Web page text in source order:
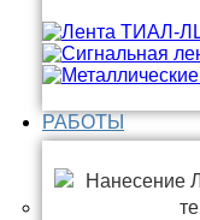
РАБОТЫ